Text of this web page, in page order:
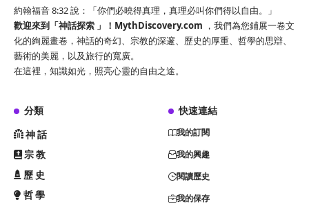
約翰福音 8:32 說：「你們必曉得真理，真理必叫你們得以自由。」
歡迎來到「神話探索 」！ MythDiscovery.com ，我們為您鋪展一卷文
化的絢麗畫卷，神話的奇幻、宗教的深邃、歷史的厚重、哲學的思辯、
藝術的美麗，以及旅行的寬廣。
在這裡，知識如光，照亮心靈的自由之途。
分類
神話
宗教
歷史
哲學
快速連結
我的訂閱
我的興趣
閱讀歷史
我的保存